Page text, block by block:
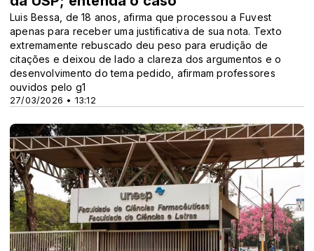
27/03/2026 • 13:12
Luis Bessa, de 18 anos, afirma que processou a Fuvest
apenas para receber uma justificativa de sua nota. Texto
extremamente rebuscado deu peso para erudição de
citações e deixou de lado a clareza dos argumentos e o
desenvolvimento do tema pedido, afirmam professores
ouvidos pelo g1